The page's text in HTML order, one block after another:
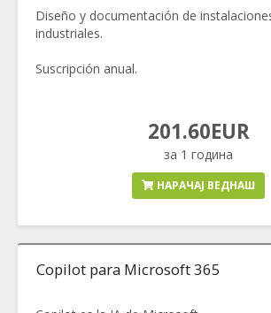
Diseño y documentación de
industriales.
Suscripción anual.
201.60EUR
за 1 година
НАРАЧАЈ ВЕДНАШ
Copilot para Microsoft 365